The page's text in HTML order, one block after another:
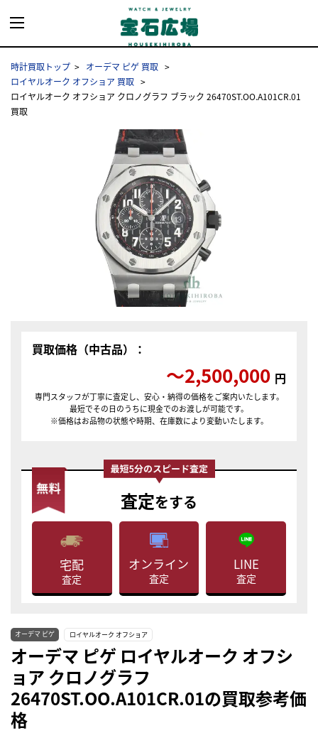
時計買取トップ
オーデマ ピゲ 買取
ロイヤルオーク オフショア 買取
ロイヤルオーク オフショア クロノグラフ ブラック 26470ST.OO.A101CR.01
買取
買取価格（中古品）：
〜2,500,000 円
専門スタッフが丁寧に査定し、安心・納得の価格をご案内いたします。
最短でその日のうちに現金でのお渡しが可能です。
※価格はお品物の状態や時期、在庫数により変動いたします。
査定をする
宅配
査定
オンライン
査定
LINE
査定
オーデマ ピゲ ロイヤルオーク オフショア
オーデマ ピゲ ロイヤルオーク オフシ
ョア クロノグラフ
26470ST.OO.A101CR.01の買取参考価
格